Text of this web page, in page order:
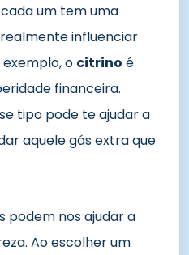
um tem uma
influenciar
o citrino é
financeira.
tipo pode te ajudar a
aquele gás extra que
podem nos ajudar a
Ao escolher um